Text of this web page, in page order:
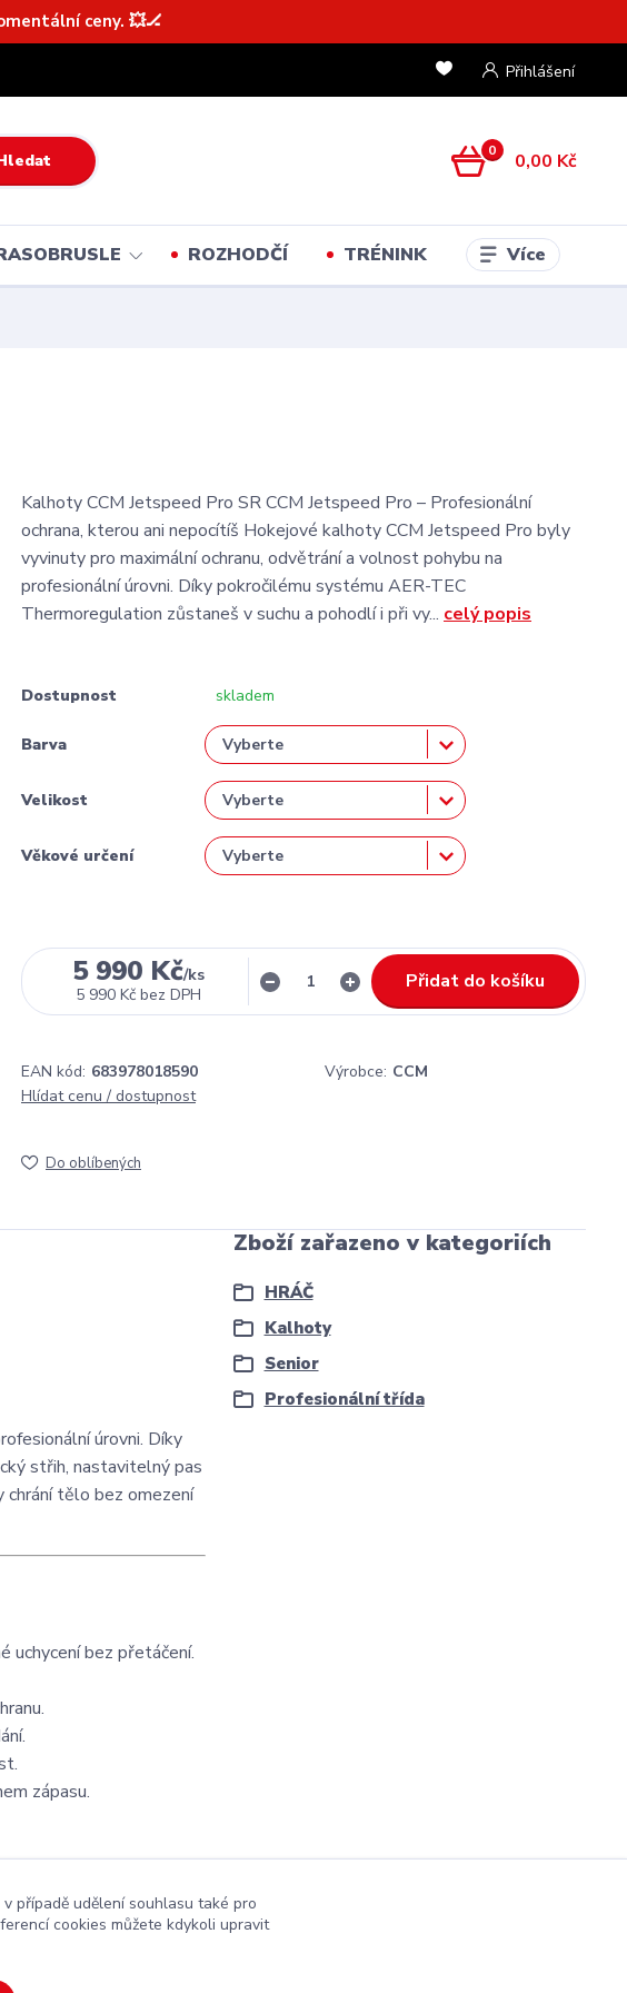
ceny. 💥🏒
Přihlášení
0 0,00 Kč
ROZHODČÍ TRÉNINK Více
Kalhoty CCM Jetspeed Pro SR CCM Jetspeed Pro – Profesionální
ochrana, kterou ani nepocítíš Hokejové kalhoty CCM Jetspeed Pro byly
vyvinuty pro maximální ochranu, odvětrání a volnost pohybu na
profesionální úrovni. Díky pokročilému systému AER-TEC
Thermoregulation zůstaneš v suchu a pohodlí i při vy... celý popis
Dostupnost skladem
Barva
Velikost
Věkové určení
5 990 Kč/ks
5 990 Kč bez DPH
Přidat do košíku
EAN kód: 683978018590 Výrobce: CCM
Hlídat cenu / dostupnost
Do oblíbených
úrovni. Díky
střih, nastavitelný pas
tělo bez omezení
uchycení bez přetáčení.
zápasu.
Zboží zařazeno v kategoriích
HRÁČ
Kalhoty
Senior
Profesionální třída
případě udělení souhlasu také pro
cookies můžete kdykoli upravit